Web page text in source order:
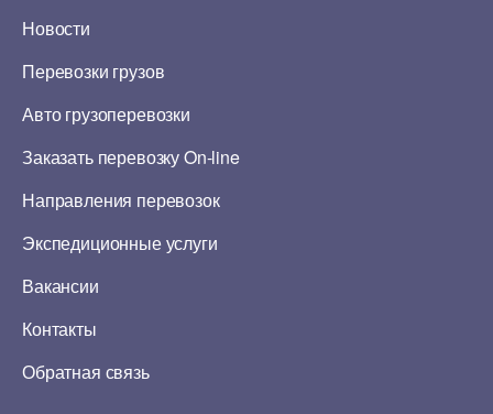
Новости
Перевозки грузов
Авто грузоперевозки
Заказать перевозку On-line
Направления перевозок
Экспедиционные услуги
Вакансии
Контакты
Обратная связь